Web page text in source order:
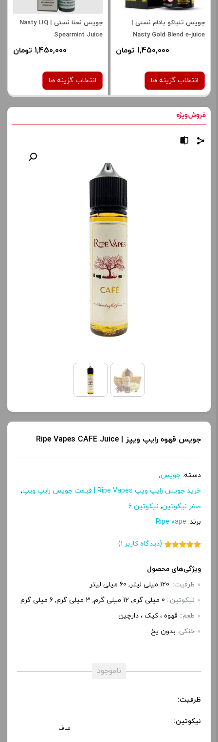
جویس تنباکو بادام نستی |
Nasty Gold Blend e-juice
1,450,000 تومان
انتخاب گزینه ها
نیکوتین:
نمایش قیمت ، گزینه های
محصول را از کادر بالا انتخاب
-
ک
جویس نعنا نستی | Nasty LIQ
Spearmint Juice
1,450,000 تومان
انتخاب گزینه ها
برای فعال شدن سبد خرید و
نمایش قیمت ، گزینه های
محصول را از کادر بالا انتخاب
کنید.
قیمت: 13 ساعت پیش
+
جویس قهوه رایپ ویپز | Ripe Vapes CAFE Juice
دسته: جویس,
خرید جویس رایپ ویپ Ripe Vapes | قیمت جویس رایپ ویپ
,
صفر نیکوتین, نیکوتین 6
برند: Ripe vape
مشتری
(دیدگاه کاربر 1
)
ویژگی‌های محصول
ظرفیت:: 120 میلی لیتر, 60 میلی‌ لیتر
نیکوتین:: 0 میلی گرم, 12 میلی گرم, 3 میلی گرم, 6 میلی‌ گرم
طعم:: قهوه ، کیک ، دارچین
خنکی: بدون یخ
ناموجود
ظرفیت:
نیکوتین:
صاف